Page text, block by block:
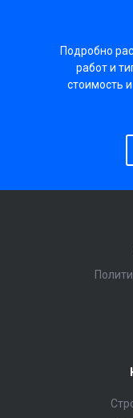
Подробно
работ и
стоимость